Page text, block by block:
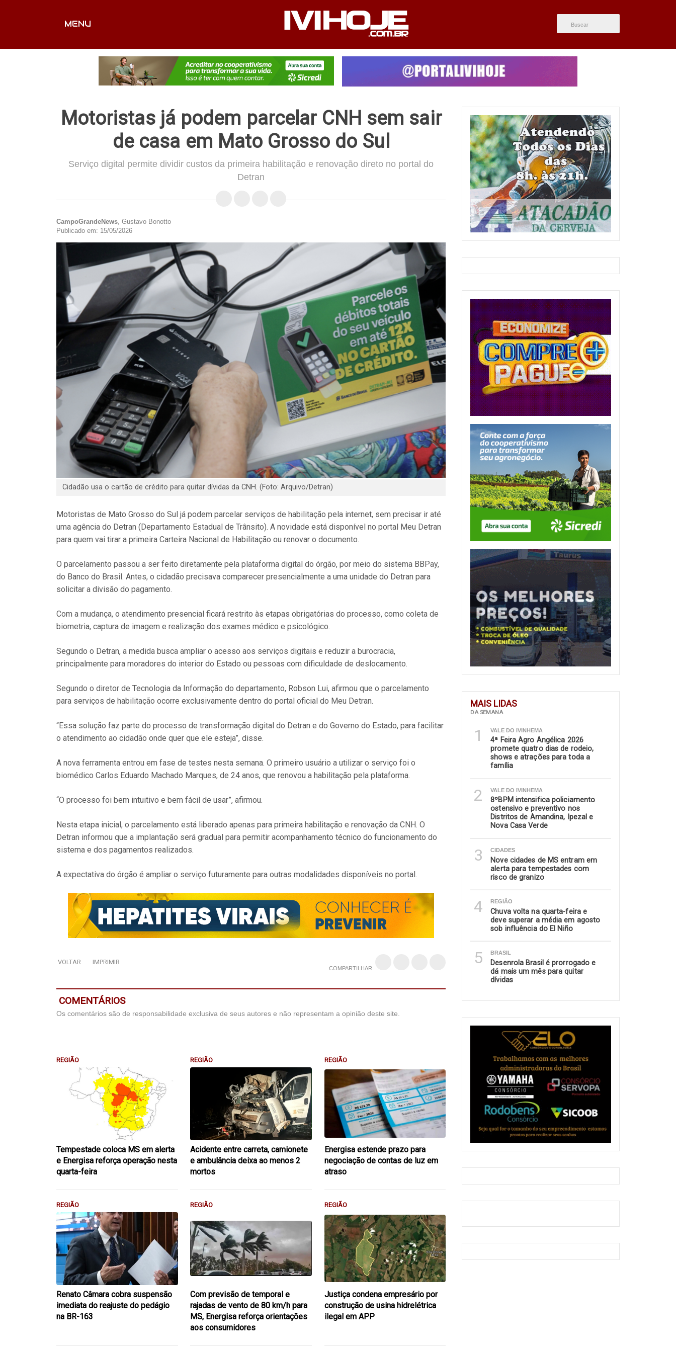
MENU
FALE CONOSCO
Motoristas já podem parcelar CNH sem sair
de casa em Mato Grosso do Sul
Serviço digital permite dividir custos da primeira habilitação e renovação direto no portal do
Detran
MAIS LIDAS
DA SEMANA
1 VALE DO IVINHEMA
4ª Feira Agro Angélica 2026
promete quatro dias de rodeio,
shows e atrações para toda a
família
2 VALE DO IVINHEMA
8ºBPM intensifica policiamento
ostensivo e preventivo nos
Distritos de Amandina, Ipezal e
Nova Casa Verde
3 CIDADES
Nove cidades de MS entram em
alerta para tempestades com
risco de granizo
4 REGIÃO
Chuva volta na quarta-feira e
deve superar a média em agosto
sob influência do El Niño
5 BRASIL
Desenrola Brasil é prorrogado e
dá mais um mês para quitar
dívidas
CampoGrandeNews, Gustavo Bonotto
Publicado em: 15/05/2026
Cidadão usa o cartão de crédito para quitar dívidas da CNH. (Foto: Arquivo/Detran)
Motoristas de Mato Grosso do Sul já podem parcelar serviços de habilitação pela internet, sem precisar ir até
uma agência do Detran (Departamento Estadual de Trânsito). A novidade está disponível no portal Meu Detran
para quem vai tirar a primeira Carteira Nacional de Habilitação ou renovar o documento.
O parcelamento passou a ser feito diretamente pela plataforma digital do órgão, por meio do sistema BBPay,
do Banco do Brasil. Antes, o cidadão precisava comparecer presencialmente a uma unidade do Detran para
solicitar a divisão do pagamento.
Com a mudança, o atendimento presencial ficará restrito às etapas obrigatórias do processo, como coleta de
biometria, captura de imagem e realização dos exames médico e psicológico.
Segundo o Detran, a medida busca ampliar o acesso aos serviços digitais e reduzir a burocracia,
principalmente para moradores do interior do Estado ou pessoas com dificuldade de deslocamento.
Segundo o diretor de Tecnologia da Informação do departamento, Robson Lui, afirmou que o parcelamento
para serviços de habilitação ocorre exclusivamente dentro do portal oficial do Meu Detran.
“Essa solução faz parte do processo de transformação digital do Detran e do Governo do Estado, para facilitar
o atendimento ao cidadão onde quer que ele esteja”, disse.
A nova ferramenta entrou em fase de testes nesta semana. O primeiro usuário a utilizar o serviço foi o
biomédico Carlos Eduardo Machado Marques, de 24 anos, que renovou a habilitação pela plataforma.
“O processo foi bem intuitivo e bem fácil de usar”, afirmou.
Nesta etapa inicial, o parcelamento está liberado apenas para primeira habilitação e renovação da CNH. O
Detran informou que a implantação será gradual para permitir acompanhamento técnico do funcionamento do
sistema e dos pagamentos realizados.
A expectativa do órgão é ampliar o serviço futuramente para outras modalidades disponíveis no portal.
VOLTAR IMPRIMIR
COMPARTILHAR
COMENTÁRIOS
Os comentários são de responsabilidade exclusiva de seus autores e não representam a opinião deste site.
REGIÃO
Tempestade coloca MS em alerta
e Energisa reforça operação nesta
quarta-feira
REGIÃO
Acidente entre carreta, camionete
e ambulância deixa ao menos 2
mortos
REGIÃO
Energisa estende prazo para
negociação de contas de luz em
atraso
REGIÃO
Renato Câmara cobra suspensão
imediata do reajuste do pedágio
na BR-163
REGIÃO
Com previsão de temporal e
rajadas de vento de 80 km/h para
MS, Energisa reforça orientações
aos consumidores
REGIÃO
Justiça condena empresário por
construção de usina hidrelétrica
ilegal em APP